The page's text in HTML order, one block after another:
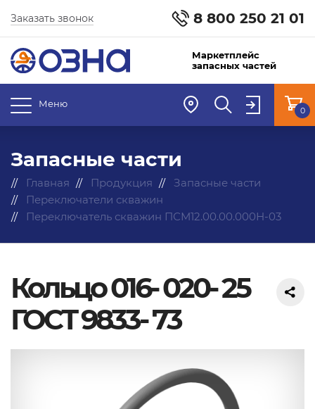
8 800 250 21 01
Заказать звонок
Маркетплейс
запасных частей
Меню
0
Запасные части
Главная Продукция
Запасные части
Переключатели скважин
Переключатель скважин ПСМ12.00.00.000Н-03
Кольцо 016- 020- 25
ГОСТ 9833- 73